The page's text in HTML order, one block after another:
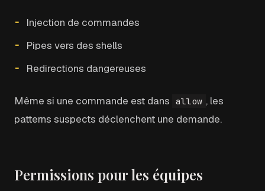
Injection de commandes
Pipes vers des shells
Redirections dangereuses
Même si une commande est dans allow , les
patterns suspects déclenchent une demande.
Permissions pour les équipes